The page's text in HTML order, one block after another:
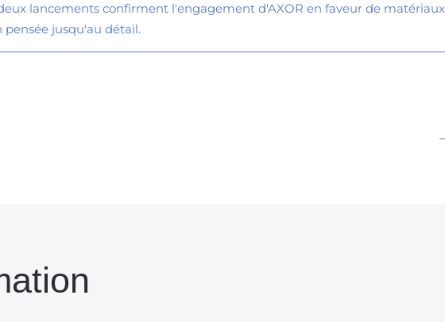
lancements confirment l'engagement d'AXOR en faveur de
jusqu'au détail.